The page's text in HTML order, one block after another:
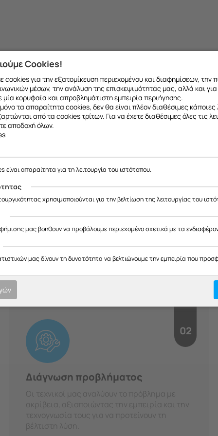
ανταλλακτικό που θέλετε μπορείτε να
μιλήσετε με εξειδικευμένο συνεργάτη
H Διαδικασία μας
εξυπηρέτηση σε κάθε
υπευθυνότητα.
02
Διάγνωση προβλήματος
Οι τεχνικοί μας αναλύουν το πρόβλημα με
ακρίβεια, αξιοποιώντας την εμπειρία και την
τεχνογνωσία τους για να προτείνουν τη
βέλτιστη λύση.
Cookies!
cookies για την εξατομίκευση περιεχομένου και διαφημίσεων, την
μέσων, την ανάλυση της επισκεψιμότητάς μας, αλλά και
κορυφαία και απροβλημάτιστη εμπειρία περιήγησης.
τα απαραίτητα cookies, δεν θα είναι πλέον διαθέσιμες κάποιες
από τα cookies τρίτων. Για να έχετε διαθέσιμες όλες τις
αποδοχή όλων.
είναι απαραίτητα για τη λειτουργία του ιστότοπου.
χρησιμοποιούνται για την βελτίωση της λειτουργίας του
μας βοηθουν να προβάλουμε περιεχομένο σχετικά με τα
μας δίνουν τη δυνατότητα να βελτιώνουμε την εμπειρία που
να σας ενημερώσουμε ότι η επιχείρησή μας θα παραμείνει κλειστή
έως και 18/08, λόγω καλοκαιρινών διακοπών.
Θα είμαστε ξανά κοντά σας από19/08.
ευχαριστούμε για την κατανόηση και σας ευχόμαστε καλό